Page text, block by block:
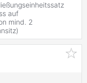
auf
mind. 2